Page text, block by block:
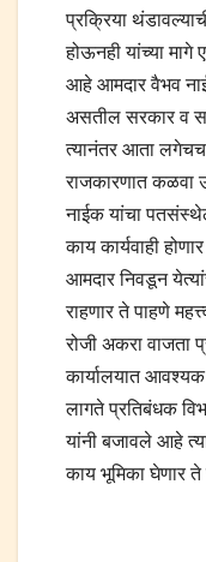
प्रक्रिया
होऊनही यांच्या मागे
आहे आमदार वैभव
असतील सरकार व
त्यानंतर आता लगेचच
राजकारणात कळवा
नाईक यांचा
काय कार्यवाही
आमदार निवडून
राहणार ते पाहणे
रोजी अकरा वाजता
कार्यालयात आवश्यक
लागते प्रतिबंधक
यांनी बजावले आहे
काय भूमिका घेणार